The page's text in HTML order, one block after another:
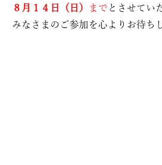
８月１４日（日）
まで とさせてい
みなさまのご参加を心よりお待ち